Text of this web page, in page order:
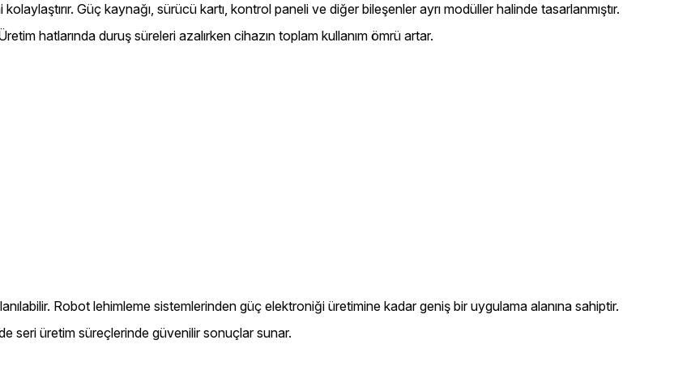
Güç kaynağı, sürücü kartı, kontrol paneli ve diğer bileşenler ayrı modüller halinde tasarlanmıştır.
hatlarında duruş süreleri azalırken cihazın toplam kullanım ömrü artar.
Robot lehimleme sistemlerinden güç elektroniği üretimine kadar geniş bir uygulama alanına sahiptir.
seri üretim süreçlerinde güvenilir sonuçlar sunar.